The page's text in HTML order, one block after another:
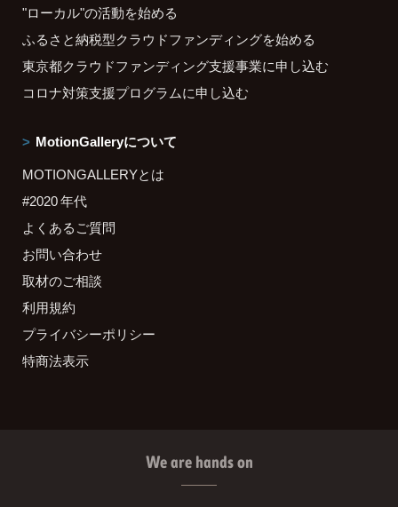
"ローカル"の活動を始める
ふるさと納税型クラウドファンディングを始める
東京都クラウドファンディング支援事業に申し込む
コロナ対策支援プログラムに申し込む
MotionGalleryについて
MOTIONGALLERYとは
#2020 年代
よくあるご質問
お問い合わせ
取材のご相談
利用規約
プライバシーポリシー
特商法表示
We are hands on